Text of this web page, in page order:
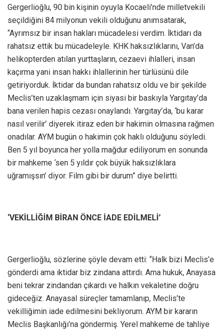
Gergerlioğlu, 90 bin kişinin oyuyla Kocaeli’nde milletvekili
seçildiğini 84 milyonun vekili olduğunu anımsatarak,
“Ayrımsız bir insan hakları mücadelesi verdim. İktidarı da
rahatsız ettik bu mücadeleyle. KHK haksızlıklarını, Van’da
helikopterden atılan yurttaşların, cezaevi ihlalleri, insan
kaçırma yani insan hakkı ihlallerinin her türlüsünü dile
getiriyorduk. İktidar da bundan rahatsız oldu ve bir şekilde
Meclis’ten uzaklaşmam için siyasi bir baskıyla Yargıtay’da
bana verilen hapis cezası onaylandı. Yargıtay’da, ‘bu karar
nasıl verilir’ diyerek itiraz eden bir hakimin olmasına rağmen
onadılar. AYM bugün o hakimin çok haklı olduğunu söyledi.
Ben 5 yıl boyunca her yolla mağdur ediliyorum en sonunda
bir mahkeme ‘sen 5 yıldır çok büyük haksızlıklara
uğramışsın’ diyor. Film gibi bir durum” diye belirtti.
‘VEKİLLİĞİM BİRAN ÖNCE İADE EDİLMELİ’
Gergerlioğlu, sözlerine şöyle devam etti: “Halk bizi Meclis’e
gönderdi ama iktidar biz zindana attırdı. Ama hukuk, Anayasa
beni tekrar zindandan çıkardı ve halkın vekaletine doğru
gideceğiz. Anayasal süreçler tamamlanıp, Meclis’te
vekilliğimin iade edilmesini bekliyorum. AYM bir kararın
Meclis Başkanlığı’na göndermiş. Yerel mahkeme de tahliye